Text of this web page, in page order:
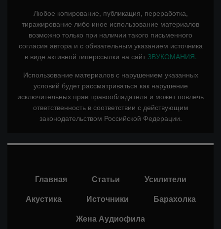
Любое копирование, публикация, переработка,
тиражирование либо иное использование материалов
возможно только при наличии такого письменного
согласия автора и с обязательным указанием источника
в виде активной гиперссылки на сайт ЗВУКОМАНИЯ.
Использование материалов с нарушением указанных
условий будет рассматриваться как нарушение
исключительных прав правообладателя и может повлечь
ответственность в соответствии с действующим
законодательством Российской Федерации.
Главная Статьи
Усилители
Акустика
Источники
Барахолка
Жена Аудиофила